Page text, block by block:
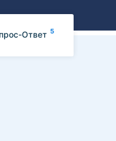
Ответ 5